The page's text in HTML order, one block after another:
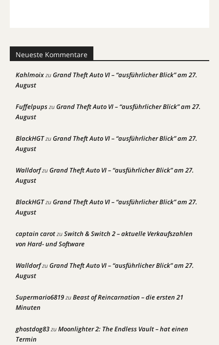
Neueste Kommentare
KahlmoixzuGrand Theft Auto VI – “ausführlicher Blick” am 27.
August
FuffelpupszuGrand Theft Auto VI – “ausführlicher Blick” am 27.
August
BlackHGTzuGrand Theft Auto VI – “ausführlicher Blick” am 27.
August
WalldorfzuGrand Theft Auto VI – “ausführlicher Blick” am 27.
August
BlackHGTzuGrand Theft Auto VI – “ausführlicher Blick” am 27.
August
captain carotzuSwitch & Switch 2 – aktuelle Verkaufszahlen
von Hard- und Software
WalldorfzuGrand Theft Auto VI – “ausführlicher Blick” am 27.
August
Supermario6819zuBeast of Reincarnation – die ersten 21
Minuten
ghostdog83zuMoonlighter 2: The Endless Vault – hat einen
Termin